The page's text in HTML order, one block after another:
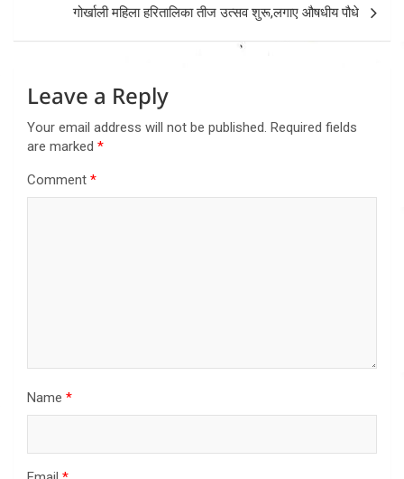
गोर्खाली महिला हरितालिका तीज उत्सव शुरू,लगाए औषधीय पौधे
Leave a Reply
Your email address will not be published. Required fields
are marked *
Comment *
Name *